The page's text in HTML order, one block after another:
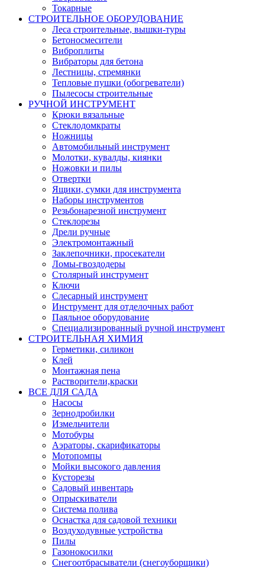
Токарные
СТРОИТЕЛЬНОЕ ОБОРУДОВАНИЕ
Леса строительные, вышки-туры
Бетоносмесители
Виброплиты
Вибраторы для бетона
Лестницы, стремянки
Тепловые пушки (обогреватели)
Пылесосы строительные
РУЧНОЙ ИНСТРУМЕНТ
Крюки вязальные
Стеклодомкраты
Ножницы
Автомобильный инструмент
Молотки, кувалды, киянки
Ножовки и пилы
Отвертки
Ящики, сумки для инструмента
Наборы инструментов
Резьбонарезной инструмент
Стеклорезы
Дрели ручные
Электромонтажный
Заклепочники, просекатели
Ломы-гвоздодеры
Столярный инструмент
Ключи
Слесарный инструмент
Инструмент для отделочных работ
Паяльное оборудование
Специализированный ручной инструмент
СТРОИТЕЛЬНАЯ ХИМИЯ
Герметики, силикон
Клей
Монтажная пена
Растворители,краски
ВСЕ ДЛЯ САДА
Насосы
Зернодробилки
Измельчители
Мотобуры
Аэраторы, скарификаторы
Мотопомпы
Мойки высокого давления
Кусторезы
Садовый инвентарь
Опрыскиватели
Система полива
Оснастка для садовой техники
Воздуходувные устройства
Пилы
Газонокосилки
Снегоотбрасыватели (снегоуборщики)